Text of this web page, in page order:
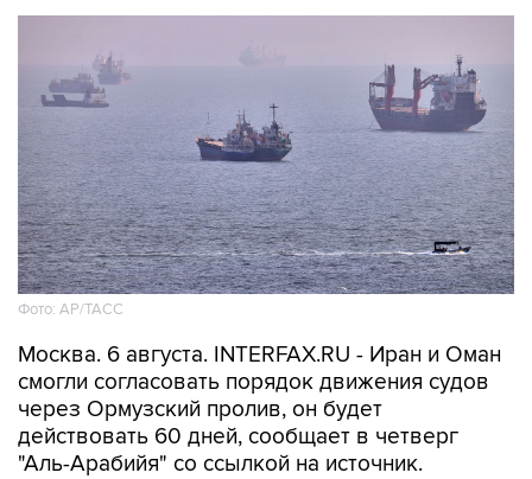
Фото: AP/ТАСС
Москва. 6 августа. INTERFAX.RU - Иран и Оман
смогли согласовать порядок движения судов
через Ормузский пролив, он будет
действовать 60 дней, сообщает в четверг
"Аль-Арабийя" со ссылкой на источник.